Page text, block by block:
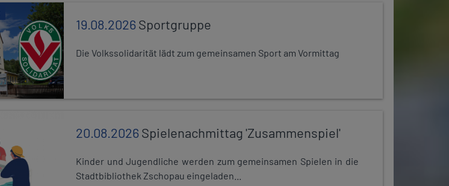
19.08.2026Sportgruppe
Die Volkssolidarität lädt zum gemeinsamen Sport am Vormittag
20.08.2026Spielenachmittag 'Zusammenspiel'
Kinder und Jugendliche werden zum gemeinsamen Spielen in die
Stadtbibliothek Zschopau eingeladen...